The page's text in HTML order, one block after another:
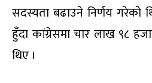
सदस्यता बढाउने निर्णय गरेको
हुँदा कांग्रेसमा चार लाख ९८
थिए ।